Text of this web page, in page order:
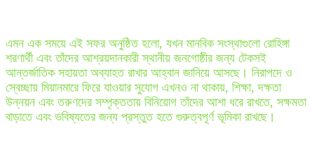
এমন এক সময়ে এই সফর অনুষ্ঠিত হলো, যখন মানবিক সংস্থাগুলো রোহিঙ্গা
শরণার্থী এবং তাঁদের আশ্রয়দানকারী স্থানীয় জনগোষ্ঠীর জন্য টেকসই
আন্তর্জাতিক সহায়তা অব্যাহত রাখার আহ্বান জানিয়ে আসছে। নিরাপদে ও
স্বেচ্ছায় মিয়ানমারে ফিরে যাওয়ার সুযোগ এখনও না থাকায়, শিক্ষা, দক্ষতা
উন্নয়ন এবং তরুণদের সম্পৃক্ততায় বিনিয়োগ তাঁদের আশা ধরে রাখতে, সক্ষমতা
বাড়াতে এবং ভবিষ্যতের জন্য প্রস্তুত হতে গুরুত্বপূর্ণ ভূমিকা রাখছে।